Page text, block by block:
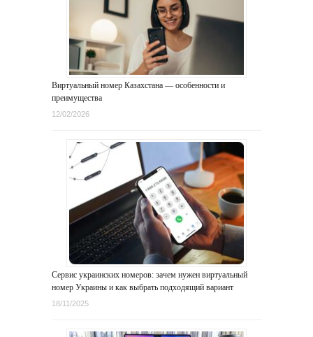
Виртуальный номер Казахстана — особенности и
преимущества
12/02/2026
Сервис украинских номеров: зачем нужен виртуальный
номер Украины и как выбрать подходящий вариант
18/11/2025